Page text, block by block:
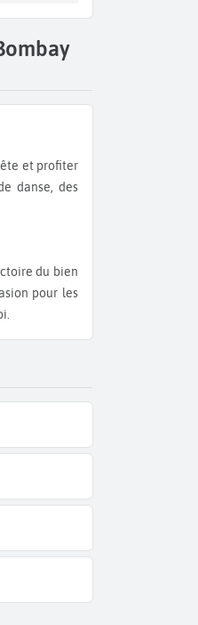
danse, des
pour les